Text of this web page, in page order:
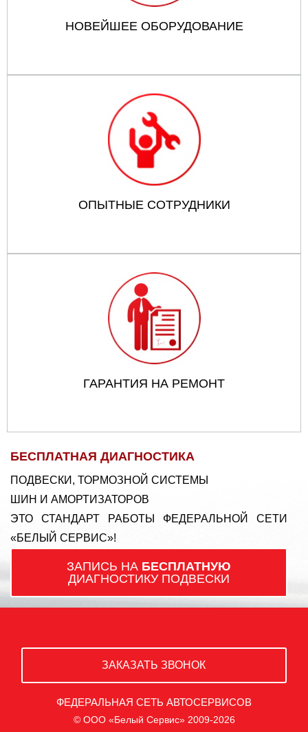
НОВЕЙШЕЕ ОБОРУДОВАНИЕ
ОПЫТНЫЕ СОТРУДНИКИ
ГАРАНТИЯ НА РЕМОНТ
БЕСПЛАТНАЯ ДИАГНОСТИКА
ПОДВЕСКИ, ТОРМОЗНОЙ СИСТЕМЫ
ШИН И АМОРТИЗАТОРОВ
ЭТО СТАНДАРТ РАБОТЫ ФЕДЕРАЛЬНОЙ СЕТИ
«БЕЛЫЙ СЕРВИС»!
ЗАПИСЬ НА БЕСПЛАТНУЮ
ДИАГНОСТИКУ ПОДВЕСКИ
ЗАКАЗАТЬ ЗВОНОК
ФЕДЕРАЛЬНАЯ СЕТЬ АВТОСЕРВИСОВ
© ООО «Белый Сервис» 2009-2026